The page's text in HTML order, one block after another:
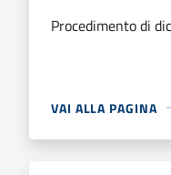
Procedimento di
VAI ALLA PAGINA